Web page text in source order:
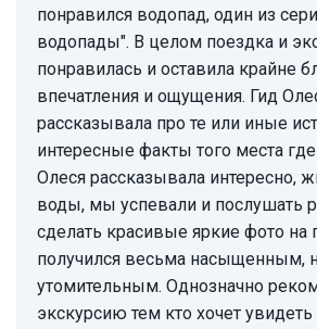
понравился водопад, один из
водопады". В целом поездка и
понравилась и оставила крайне
впечатления и ощущения. Гид
рассказывала про те или иные
интересные факты того места
Олеся рассказывала интересно,
воды, мы успевали и послушать
сделать красивые яркие фото на
получился весьма насыщенным,
утомительным. Однозначно
экскурсию тем кто хочет